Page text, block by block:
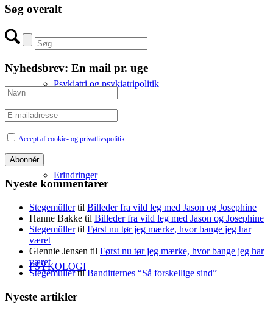
Psykiatri og psykiatripolitik
Erindringer
PSYKOLOGI
Søg overalt
Nyhedsbrev: En mail pr. uge
Accept af cookie- og privatlivspolitik.
Nyeste kommentarer
Stegemüllertil Billeder fra vild leg med Jason og Josephine
Hanne Bakke til Billeder fra vild leg med Jason og Josephine
Stegemüllertil Først nu tør jeg mærke, hvor bange jeg har
været
Glennie Jensen til Først nu tør jeg mærke, hvor bange jeg har
været
StegemüllertilBanditternes “Så forskellige sind”
Nyeste artikler